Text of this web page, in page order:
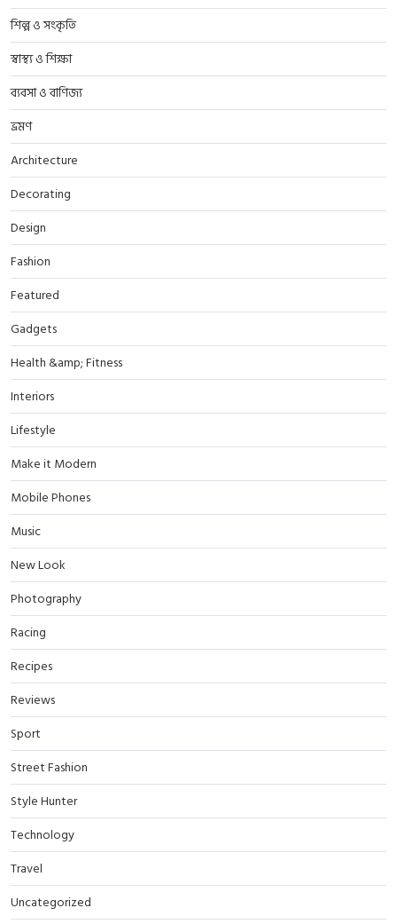
শিল্প ও সংকৃতি
স্বাস্থ্য ও শিক্ষা
ব্যবসা ও বাণিজ্য
ভ্রমণ
Architecture
Decorating
Design
Fashion
Featured
Gadgets
Health &amp; Fitness
Interiors
Lifestyle
Make it Modern
Mobile Phones
Music
New Look
Photography
Racing
Recipes
Reviews
Sport
Street Fashion
Style Hunter
Technology
Travel
Uncategorized